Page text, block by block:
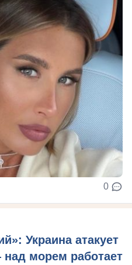
0
Украина атакует
морем работает